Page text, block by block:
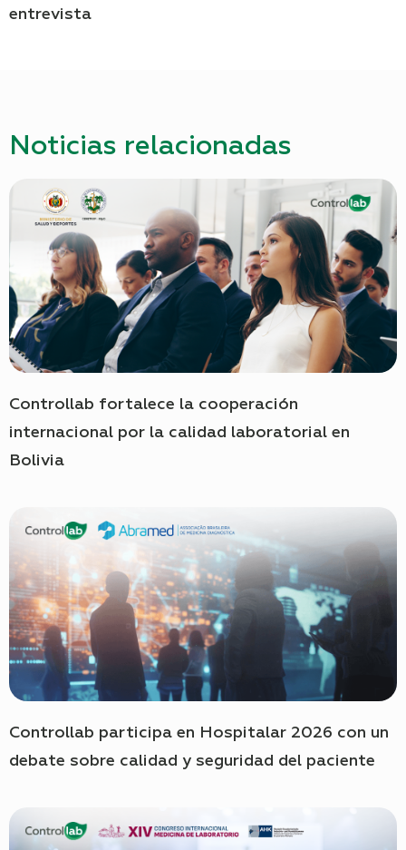
entrevista
Noticias relacionadas
Controllab fortalece la cooperación
internacional por la calidad laboratorial en
Bolivia
Controllab participa en Hospitalar 2026 con un
debate sobre calidad y seguridad del paciente